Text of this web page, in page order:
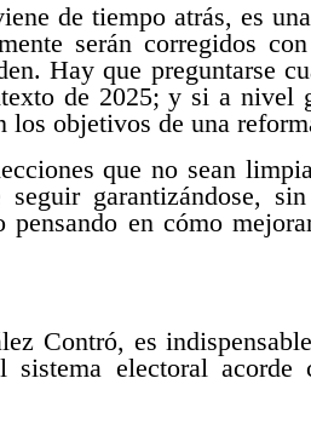
de tiempo atrás, es
serán corregidos
Hay que preguntarse
de 2025; y si a nivel
objetivos de una
que no sean
garantizándose,
en cómo
Contró, es
electoral acorde